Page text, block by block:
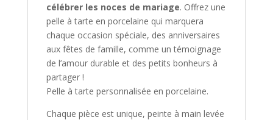
célébrer les noces de mariage. Offrez une
pelle à tarte en porcelaine qui marquera
chaque occasion spéciale, des anniversaires
aux fêtes de famille, comme un témoignage
de l’amour durable et des petits bonheurs à
partager !
Pelle à tarte personnalisée en porcelaine.
Chaque pièce est unique, peinte à main levée